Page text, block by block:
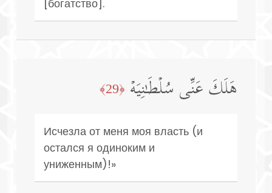
[богатство].
هَلَكَ عَنِّی سُلۡطَـٰنِیَهۡ ﴿29﴾
Исчезла от меня моя власть (и
остался я одиноким и
униженным)!»